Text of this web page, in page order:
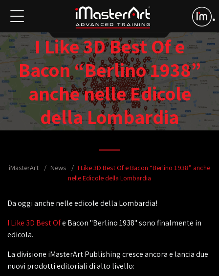
I Like 3D Best Of e
Bacon “Berlino 1938”
anche nelle Edicole
della Lombardia
iMasterArt News
I Like 3D Best Of e Bacon “Berlino 1938” anche
nelle Edicole della Lombardia
Da oggi anche nelle edicole della Lombardia!
I Like 3D Best Ofe Bacon "Berlino 1938" sono finalmente in
edicola.
La divisione iMasterArt Publishing cresce ancora e lancia due
nuovi prodotti editoriali di alto livello: